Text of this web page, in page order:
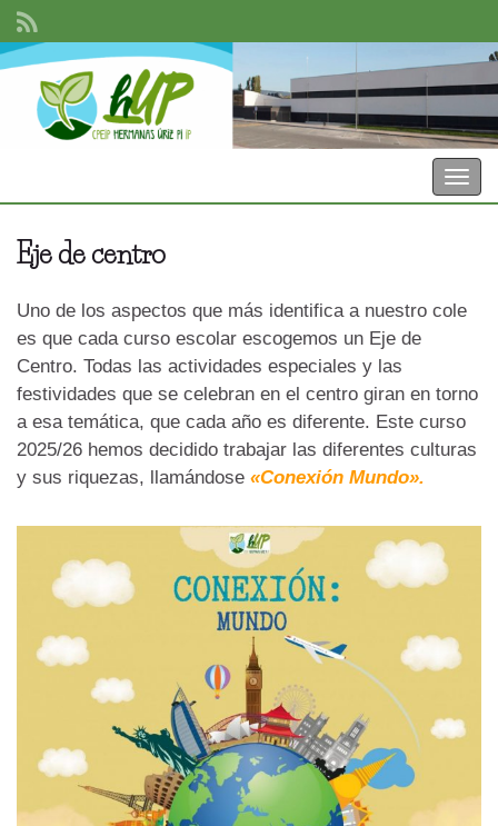
Eje de centro
Uno de los aspectos que más identifica a nuestro cole
es que cada curso escolar escogemos un Eje de
Centro. Todas las actividades especiales y las
festividades que se celebran en el centro giran en torno
a esa temática, que cada año es diferente. Este curso
2025/26 hemos decidido trabajar las diferentes culturas
y sus riquezas, llamándose «Conexión Mundo».